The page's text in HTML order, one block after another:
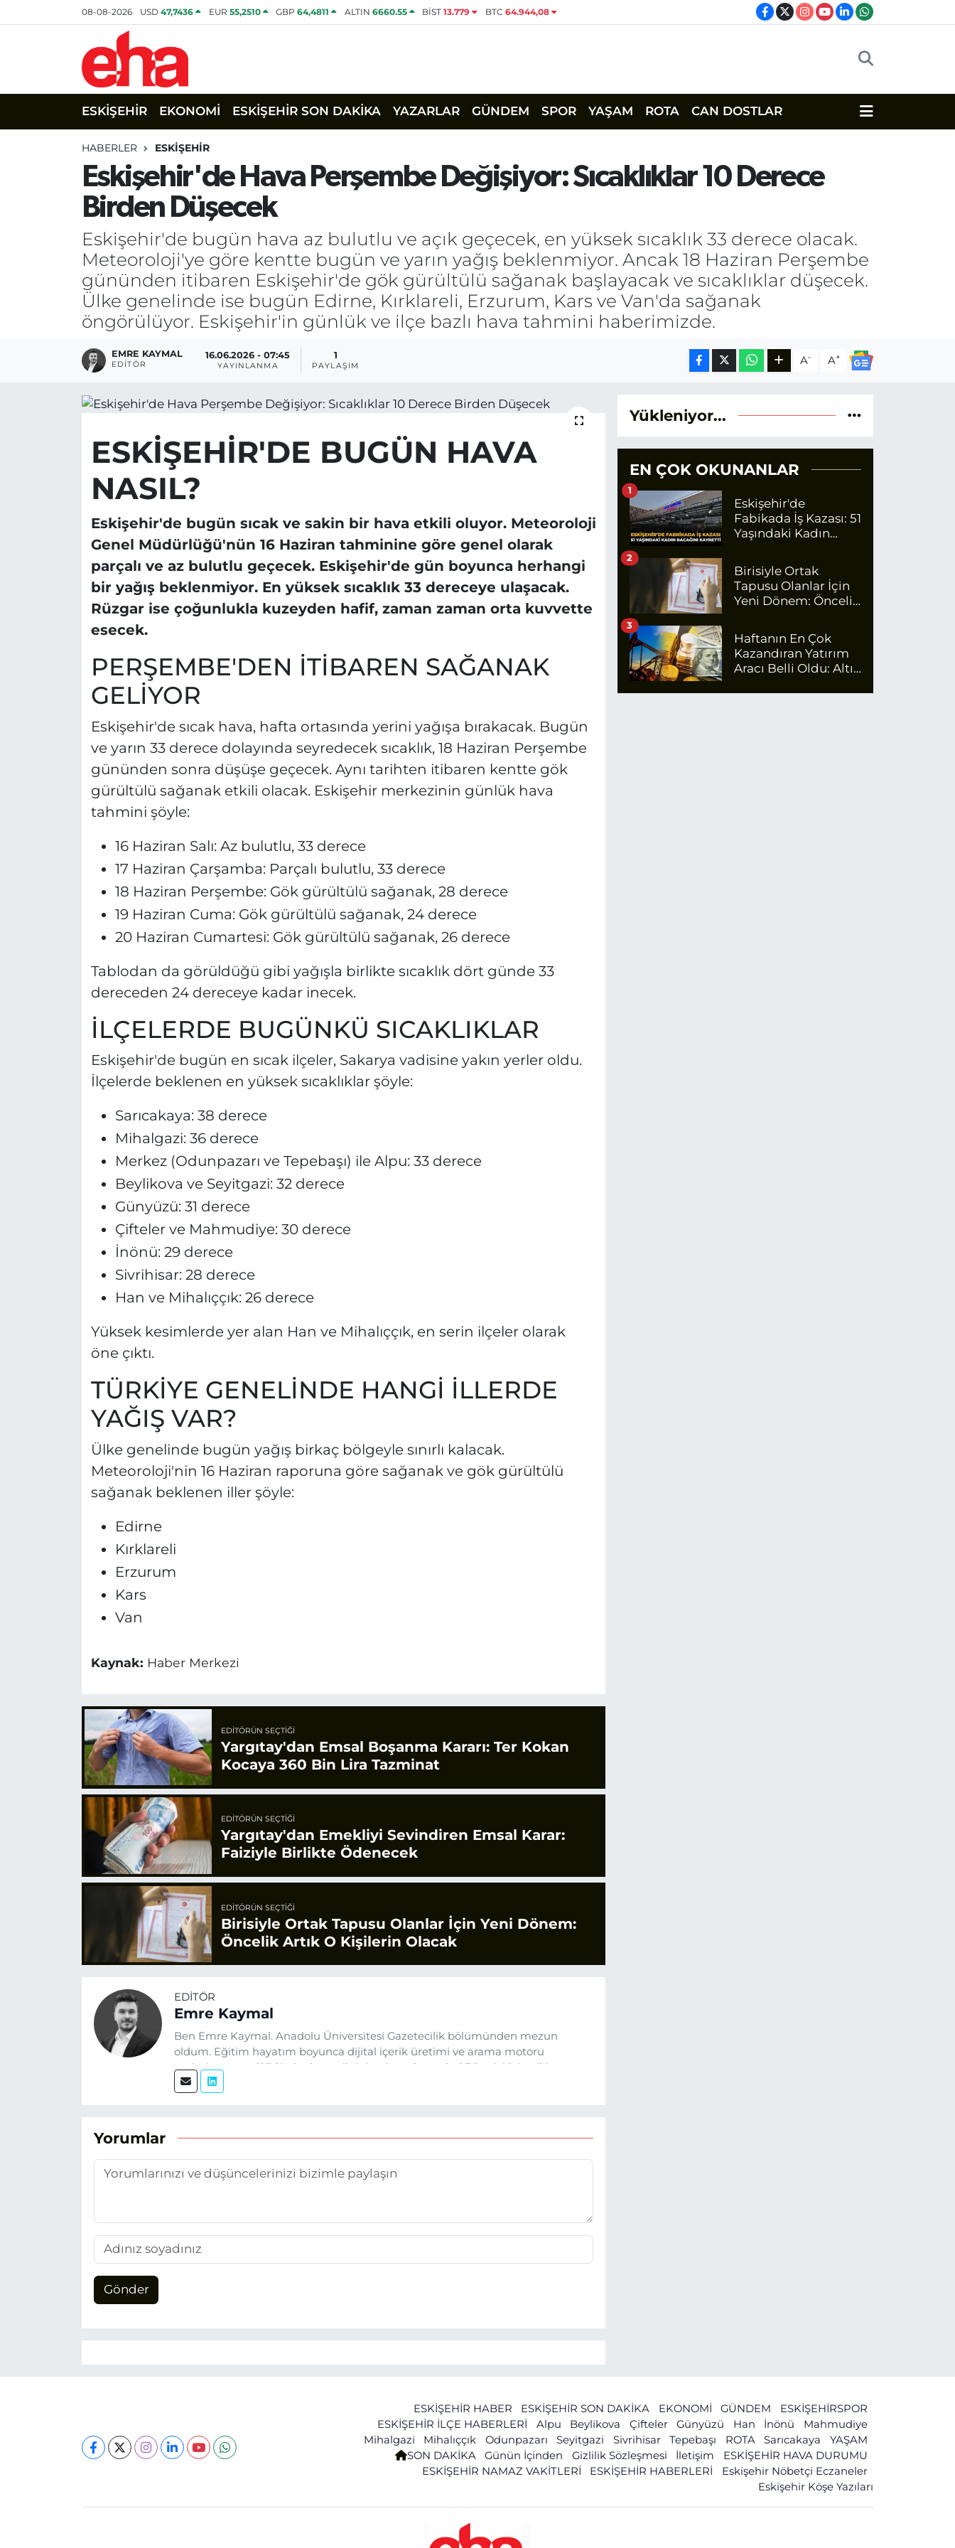
08-08-2026 USD47,7436 EUR 55,2510 GBP64,4811 ALTIN 6660.55 BİST13.779 BTC 64.944,08
ESKİŞEHİR EKONOMİ ESKİŞEHİR SON DAKİKA YAZARLAR GÜNDEM SPOR YAŞAM ROTA CAN DOSTLAR
HABERLER ESKİŞEHİR
Eskişehir'de Hava Perşembe Değişiyor: Sıcaklıklar 10 Derece
Birden Düşecek
Eskişehir'de bugün hava az bulutlu ve açık geçecek, en yüksek sıcaklık 33 derece olacak.
Meteoroloji'ye göre kentte bugün ve yarın yağış beklenmiyor. Ancak 18 Haziran Perşembe
gününden itibaren Eskişehir'de gök gürültülü sağanak başlayacak ve sıcaklıklar düşecek.
Ülke genelinde ise bugün Edirne, Kırklareli, Erzurum, Kars ve Van'da sağanak
öngörülüyor. Eskişehir'in günlük ve ilçe bazlı hava tahmini haberimizde.
EMRE KAYMAL
EDITÖR
16.06.2026 - 07:45
YAYINLANMA
1
PAYLAŞIM A- A+
ESKİŞEHİR'DE BUGÜN HAVA
NASIL?
Eskişehir'de bugün sıcak ve sakin bir hava etkili oluyor. Meteoroloji
Genel Müdürlüğü'nün 16 Haziran tahminine göre genel olarak
parçalı ve az bulutlu geçecek. Eskişehir'de gün boyunca herhangi
bir yağış beklenmiyor. En yüksek sıcaklık 33 dereceye ulaşacak.
Rüzgar ise çoğunlukla kuzeyden hafif, zaman zaman orta kuvvette
esecek.
PERŞEMBE'DEN İTİBAREN SAĞANAK
GELİYOR
Eskişehir'de sıcak hava, hafta ortasında yerini yağışa bırakacak. Bugün
ve yarın 33 derece dolayında seyredecek sıcaklık, 18 Haziran Perşembe
gününden sonra düşüşe geçecek. Aynı tarihten itibaren kentte gök
gürültülü sağanak etkili olacak. Eskişehir merkezinin günlük hava
tahmini şöyle:
16 Haziran Salı: Az bulutlu, 33 derece
17 Haziran Çarşamba: Parçalı bulutlu, 33 derece
18 Haziran Perşembe: Gök gürültülü sağanak, 28 derece
19 Haziran Cuma: Gök gürültülü sağanak, 24 derece
20 Haziran Cumartesi: Gök gürültülü sağanak, 26 derece
Tablodan da görüldüğü gibi yağışla birlikte sıcaklık dört günde 33
dereceden 24 dereceye kadar inecek.
İLÇELERDE BUGÜNKÜ SICAKLIKLAR
Eskişehir'de bugün en sıcak ilçeler, Sakarya vadisine yakın yerler oldu.
İlçelerde beklenen en yüksek sıcaklıklar şöyle:
Sarıcakaya: 38 derece
Mihalgazi: 36 derece
Merkez (Odunpazarı ve Tepebaşı) ile Alpu: 33 derece
Beylikova ve Seyitgazi: 32 derece
Günyüzü: 31 derece
Çifteler ve Mahmudiye: 30 derece
İnönü: 29 derece
Sivrihisar: 28 derece
Han ve Mihalıççık: 26 derece
Yüksek kesimlerde yer alan Han ve Mihalıççık, en serin ilçeler olarak
öne çıktı.
TÜRKİYE GENELİNDE HANGİ İLLERDE
YAĞIŞ VAR?
Ülke genelinde bugün yağış birkaç bölgeyle sınırlı kalacak.
Meteoroloji'nin 16 Haziran raporuna göre sağanak ve gök gürültülü
sağanak beklenen iller şöyle:
Edirne
Kırklareli
Erzurum
Kars
Van
Kaynak: Haber Merkezi
EDITÖRÜN SEÇTIĞI
Yargıtay'dan Emsal Boşanma Kararı: Ter Kokan
Kocaya 360 Bin Lira Tazminat
EDITÖRÜN SEÇTIĞI
Yargıtay'dan Emekliyi Sevindiren Emsal Karar:
Faiziyle Birlikte Ödenecek
EDITÖRÜN SEÇTIĞI
Birisiyle Ortak Tapusu Olanlar İçin Yeni Dönem:
Öncelik Artık O Kişilerin Olacak
EDITÖR
Emre Kaymal
Ben Emre Kaymal. Anadolu Üniversitesi Gazetecilik bölümünden mezun
oldum. Eğitim hayatım boyunca dijital içerik üretimi ve arama motoru
optimizasyonu (SEO) alanlarına ilgi duydum. Şu anda SEO odaklı içerikler
üretiyorum. Haberlerimde güncel verileri ve okuyucu odaklı yaklaşımı temel
Yorumlar
Gönder
Yükleniyor...
EN ÇOK OKUNANLAR
Eskişehir'de
Fabikada İş Kazası: 51
Yaşındaki Kadın
1
Birisiyle Ortak
Tapusu Olanlar İçin
Yeni Dönem: Öncelik
Olacak
2
Haftanın En Çok
Kazandıran Yatırım
Aracı Belli Oldu: Altın
3
ESKİŞEHİR HABER ESKİŞEHİR SON DAKİKA EKONOMİ GÜNDEM
ESKİŞEHİRSPOR
ESKİŞEHİR İLÇE HABERLERİ
Alpu Beylikova Çifteler Günyüzü Han İnönü
Mahmudiye
Mihalgazi
Mihalıççık Odunpazarı Seyitgazi Sivrihisar Tepebaşı ROTA Sarıcakaya
YAŞAM
SON DAKİKA
Günün İçinden Gizlilik Sözleşmesi İletişim
ESKİŞEHİR HAVA DURUMU
ESKİŞEHİR NAMAZ VAKİTLERİ
ESKİŞEHİR HABERLERİ
Eskişehir Nöbetçi Eczaneler
Eskişehir Köşe Yazıları